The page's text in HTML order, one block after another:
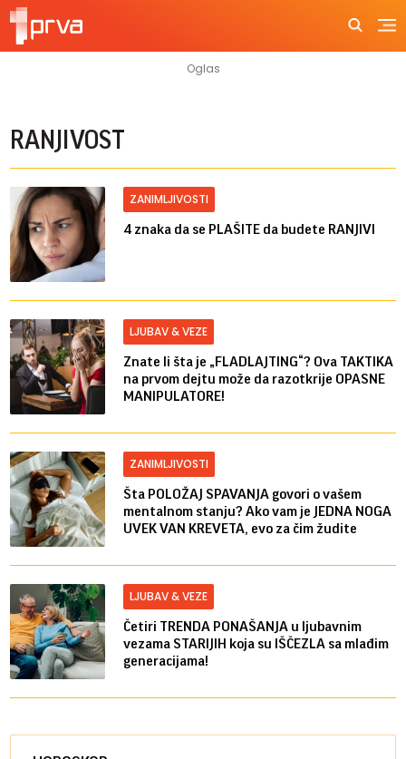
RANJIVOST
ZANIMLJIVOSTI
4 znaka da se PLAŠITE da budete RANJIVI
LJUBAV & VEZE
Znate li šta je „FLADLAJTING“? Ova TAKTIKA
na prvom dejtu može da razotkrije OPASNE
MANIPULATORE!
ZANIMLJIVOSTI
Šta POLOŽAJ SPAVANJA govori o vašem
mentalnom stanju? Ako vam je JEDNA NOGA
UVEK VAN KREVETA, evo za čim žudite
LJUBAV & VEZE
Četiri TRENDA PONAŠANJA u ljubavnim
vezama STARIJIH koja su IŠČEZLA sa mlađim
generacijama!